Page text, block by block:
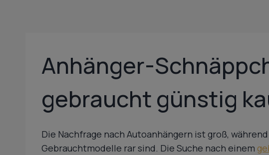
Anhänger-
gebraucht günstig
Die Nachfrage nach Autoanhängern ist groß,
Gebrauchtmodelle rar sind. Die Suche nach einem